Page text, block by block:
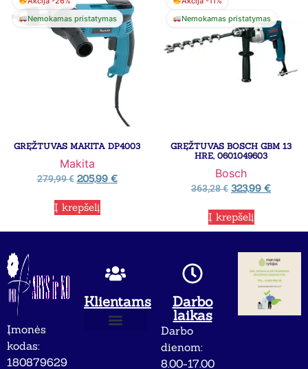
Nemokamas pristatymas
GRĘŽTUVAS MAKITA DP4003
Makita
279,99€ 205,99 €
Į krepšelį
Nemokamas pristatymas
GRĘŽTUVAS BOSCH GBM 13
HRE, 0601049603
Bosch
363,28€ 323,99 €
Į krepšelį
Įmonės
kodas:
180879629
Klientams
Darbo
laikas
Darbo
dienom:
8.00-17.00